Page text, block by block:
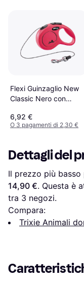
Flexi Guinzaglio New
Classic Nero con
6,92 €
O 3 pagamenti di 2,30 €
Dettagli del
Il prezzo più basso
14,90 €. Questa è
tra 3 negozi.
Compara:
Trixie Animali